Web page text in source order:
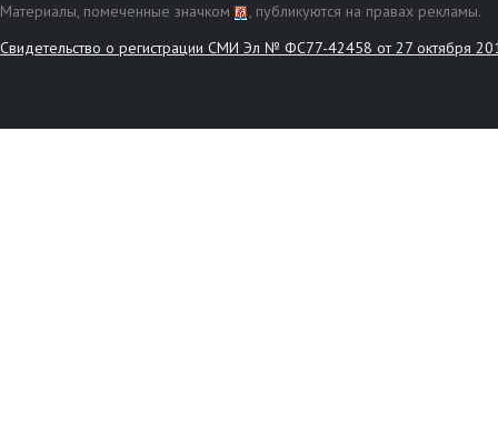
Материалы, помеченные значком
, публикуются на правах рекламы.
Свидетельство о регистрации СМИ Эл № ФС77-42458 от 27 октября